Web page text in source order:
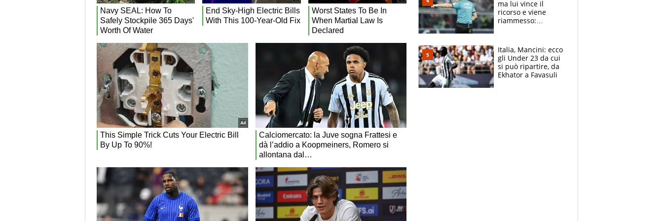
ma lui vince il
ricorso e viene
riammesso:
Italia, Mancini: ecco
gli Under 23 da cui
si può ripartire, da
Ekhator a Favasuli